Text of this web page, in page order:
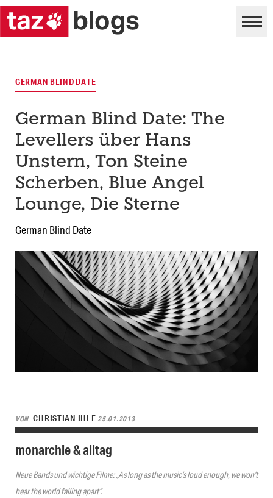
GERMAN BLIND DATE
German Blind Date: The
Levellers über Hans
Unstern, Ton Steine
Scherben, Blue Angel
Lounge, Die Sterne
German Blind Date
VON CHRISTIAN IHLE25.01.2013
monarchie & alltag
Neue Bands und wichtige Filme: „As long as the music’s loud enough, we won’t
hear the world falling apart“.